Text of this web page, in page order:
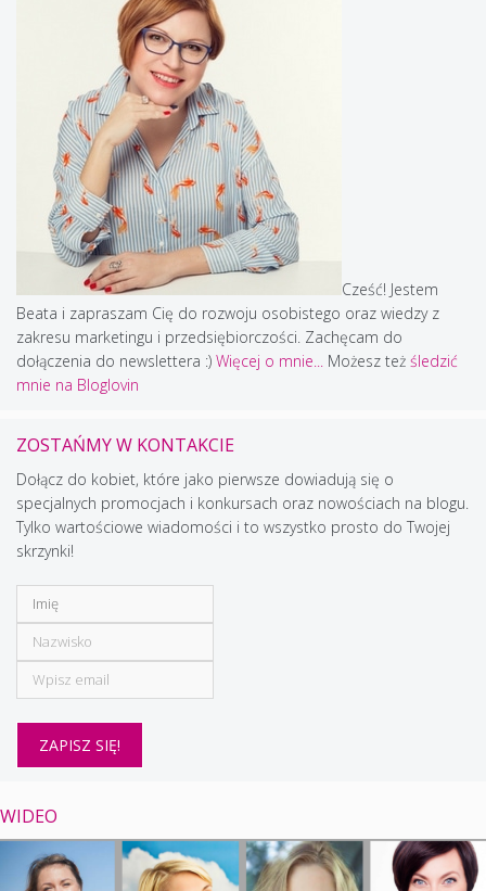
Cześć! Jestem
Beata i zapraszam Cię do rozwoju osobistego oraz wiedzy z
zakresu marketingu i przedsiębiorczości. Zachęcam do
dołączenia do newslettera :) Więcej o mnie... Możesz też śledzić
mnie na Bloglovin
ZOSTAŃMY W KONTAKCIE
Dołącz do kobiet, które jako pierwsze dowiadują się o
specjalnych promocjach i konkursach oraz nowościach na blogu.
Tylko wartościowe wiadomości i to wszystko prosto do Twojej
skrzynki!
WIDEO